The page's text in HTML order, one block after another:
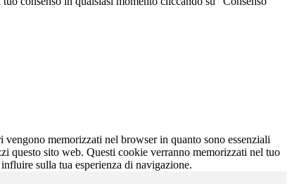
memorizzati nel browser in quanto sono essenziali
questo sito web. Questi cookie verranno memorizzati nel tuo
sulla tua esperienza di navigazione.